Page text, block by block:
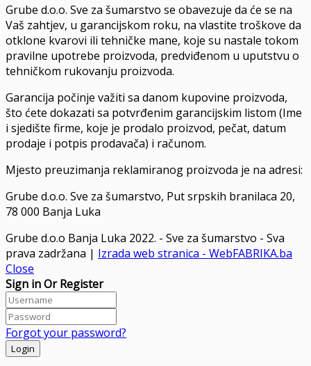
Grube d.o.o. Sve za šumarstvo se obavezuje da će se na
Vaš zahtjev, u garancijskom roku, na vlastite troškove da
otklone kvarovi ili tehničke mane, koje su nastale tokom
pravilne upotrebe proizvoda, predviđenom u uputstvu o
tehničkom rukovanju proizvoda.
Garancija počinje važiti sa danom kupovine proizvoda,
što ćete dokazati sa potvrđenim garancijskim listom (Ime
i sjedište firme, koje je prodalo proizvod, pečat, datum
prodaje i potpis prodavača) i računom.
Mjesto preuzimanja reklamiranog proizvoda je na adresi:
Grube d.o.o. Sve za šumarstvo, Put srpskih branilaca 20,
78 000 Banja Luka
Grube d.o.o Banja Luka 2022. - Sve za šumarstvo - Sva
prava zadržana | Izrada web stranica - WebFABRIKA.ba
Close
Sign in Or Register
Forgot your password?